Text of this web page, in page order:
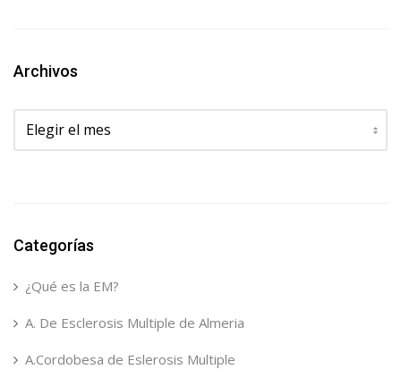
Archivos
Archivos
Categorías
¿Qué es la EM?
A. De Esclerosis Multiple de Almeria
A.Cordobesa de Eslerosis Multiple